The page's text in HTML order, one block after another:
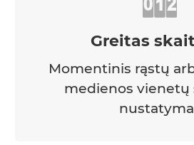
Greitas
Momentinis rąstų
medienos vienetų